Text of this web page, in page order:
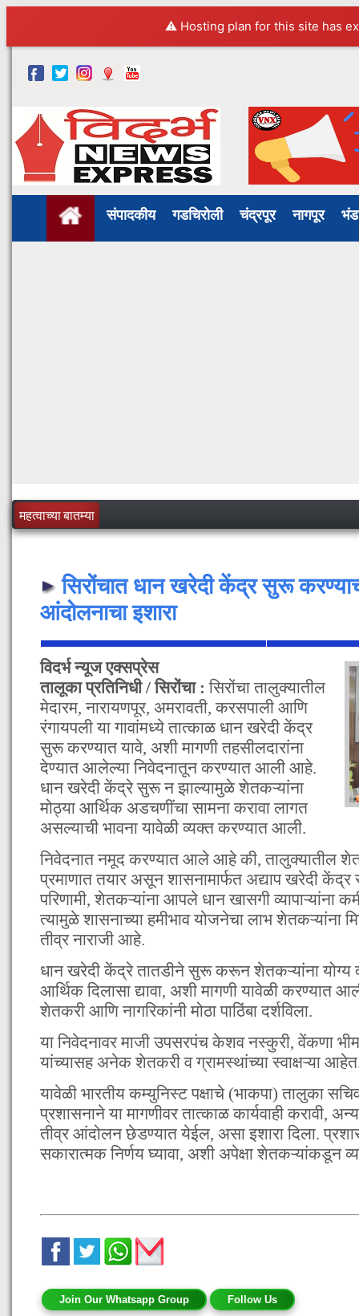
⚠️ Hosting plan for this site has
संपादकीय गडचिरोली चंद्रपूर नागपूर
महत्वाच्या बातम्या
सिरोंचात धान खरेदी केंद्र सुरू
आंदोलनाचा इशारा
विदर्भ न्यूज एक्सप्रेस
तालूका प्रतिनिधी / सिरोंचा : सिरोंचा तालुक्यातील
मेदारम, नारायणपूर, अमरावती, करसपाली आणि
रंगायपली या गावांमध्ये तात्काळ धान खरेदी केंद्र
सुरू करण्यात यावे, अशी मागणी तहसीलदारांना
देण्यात आलेल्या निवेदनातून करण्यात आली आहे.
धान खरेदी केंद्रे सुरू न झाल्यामुळे शेतकऱ्यांना
मोठ्या आर्थिक अडचणींचा सामना करावा लागत
असल्याची भावना यावेळी व्यक्त करण्यात आली.
निवेदनात नमूद करण्यात आले आहे की, तालुक्यातील
प्रमाणात तयार असून शासनामार्फत अद्याप खरेदी
परिणामी, शेतकऱ्यांना आपले धान खासगी व्यापाऱ्यांना
त्यामुळे शासनाच्या हमीभाव योजनेचा लाभ शेतकऱ्यांना
तीव्र नाराजी आहे.
धान खरेदी केंद्रे तातडीने सुरू करून शेतकऱ्यांना योग्य
आर्थिक दिलासा द्यावा, अशी मागणी यावेळी करण्यात
शेतकरी आणि नागरिकांनी मोठा पाठिंबा दर्शविला.
या निवेदनावर माजी उपसरपंच केशव नस्कुरी, वेंकणा
यांच्यासह अनेक शेतकरी व ग्रामस्थांच्या स्वाक्षऱ्या
यावेळी भारतीय कम्युनिस्ट पक्षाचे (भाकपा) तालुका सचिव
प्रशासनाने या मागणीवर तात्काळ कार्यवाही करावी,
तीव्र आंदोलन छेडण्यात येईल, असा इशारा दिला.
सकारात्मक निर्णय घ्यावा, अशी अपेक्षा शेतकऱ्यांकडून
Join Our Whatsapp Group Follow Us